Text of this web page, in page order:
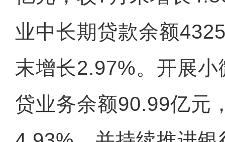
业中长期贷款余额
末增长2.97%。开展
贷业务余额90.99亿元